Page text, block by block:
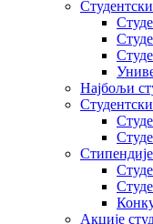
Најбољи
Акције